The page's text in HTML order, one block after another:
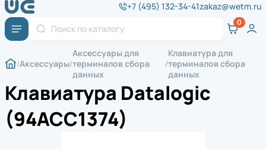
+7 (495) 132-34-41zakaz@wetm.ru
Аксессуары
Аксессуары для
терминалов сбора
данных
Клавиатура для
терминалов сбора
данных
Клавиатура Datalogic
(94ACC1374)